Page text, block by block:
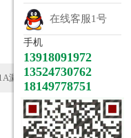
漏水探测器
在线客服1号
手机
13918091972
13524730762
18149778751